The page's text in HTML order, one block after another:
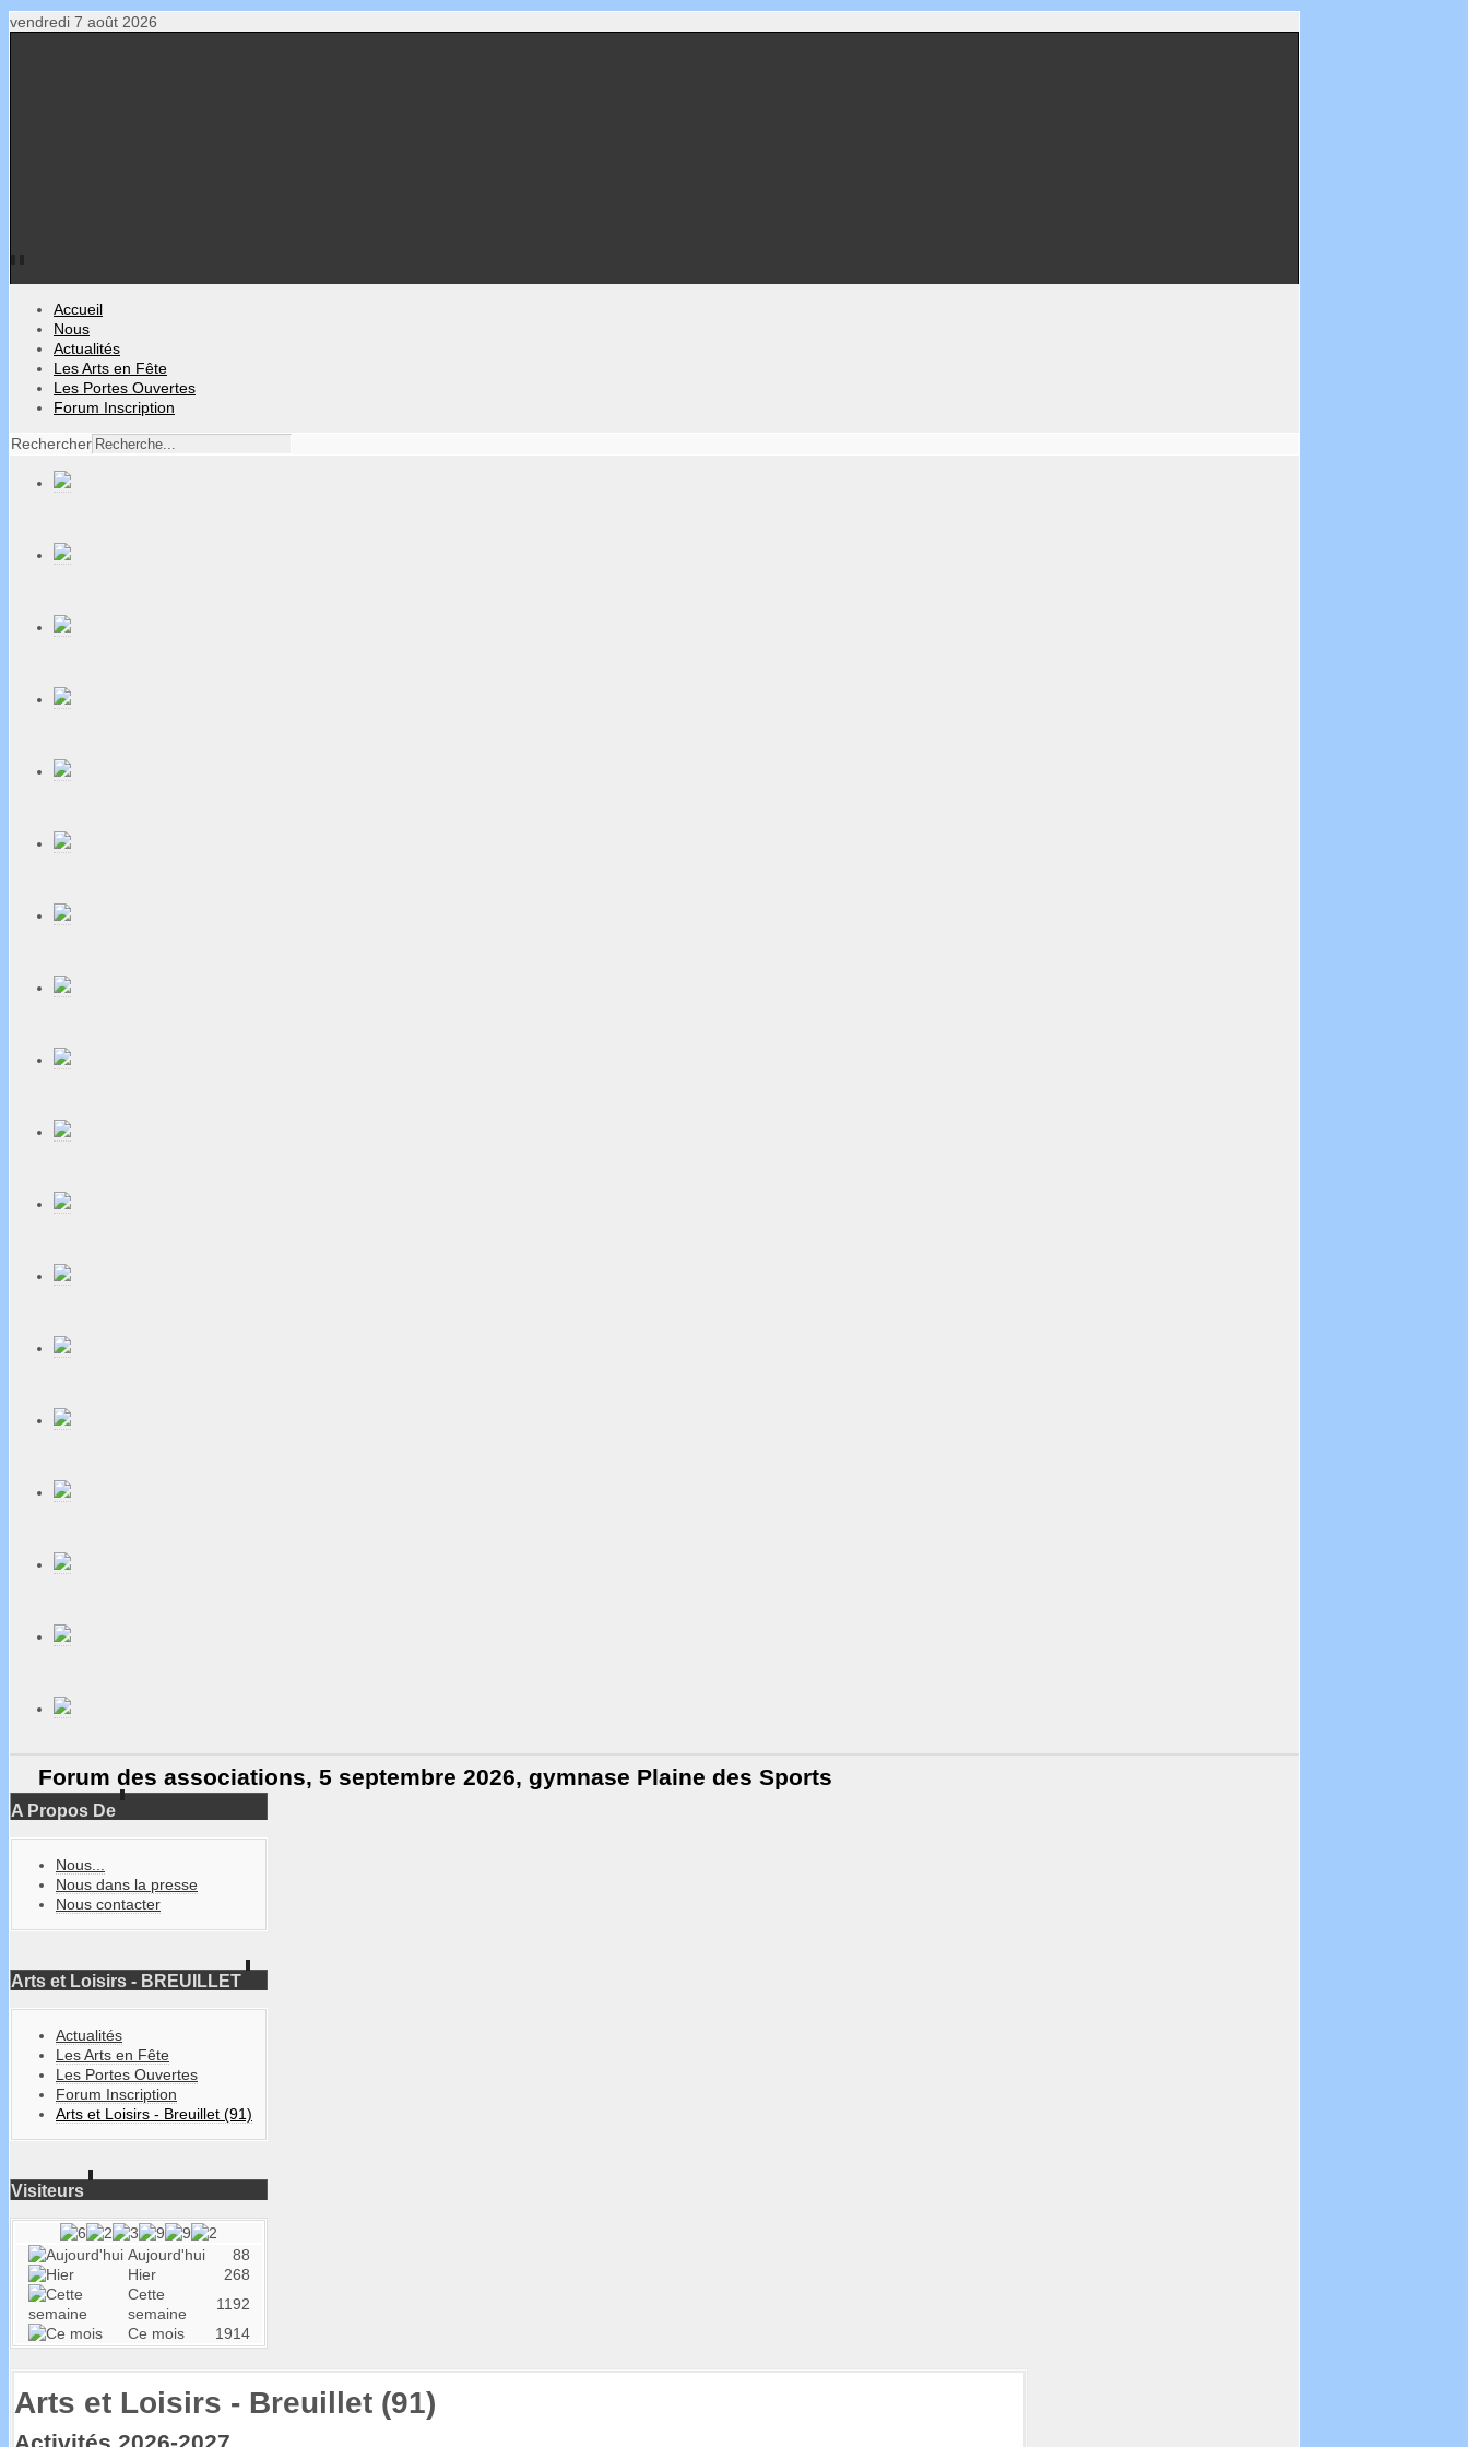
vendredi 7 août 2026
Accueil
Nous
Actualités
Les Arts en Fête
Les Portes Ouvertes
Forum Inscription
Rechercher
Portes Ouvertes associatives du 8 au 26 juin 2026 au Moulin des Muses
Forum des associations, 5 septembre 2026, gymnase Plaine des Sports
A Propos De
Nous...
Nous dans la presse
Nous contacter
Arts et Loisirs - BREUILLET
Actualités
Les Arts en Fête
Les Portes Ouvertes
Forum Inscription
Arts et Loisirs - Breuillet (91)
Visiteurs
Aujourd'hui
88
Hier
268
Cette
semaine
1192
Ce mois
1914
Arts et Loisirs - Breuillet (91)